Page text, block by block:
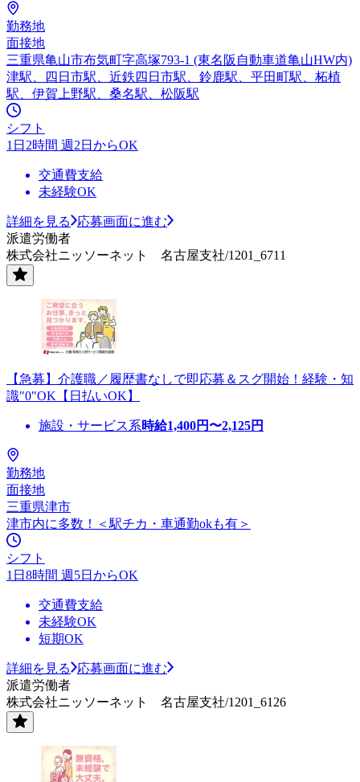
勤務地
面接地
三重県亀山市布気町字高塚793-1 (東名阪自動車道亀山HW内)
津駅、四日市駅、近鉄四日市駅、鈴鹿駅、平田町駅、柘植
駅、伊賀上野駅、桑名駅、松阪駅
シフト
1日2時間 週2日からOK
交通費支給
未経験OK
詳細を見る
応募画面に進む
派遣労働者
株式会社ニッソーネット 名古屋支社/1201_6711
【急募】介護職／履歴書なしで即応募＆スグ開始！経験・知
識"0"OK【日払いOK】
施設・サービス系時給1,400円〜2,125円
勤務地
面接地
三重県津市
津市内に多数！＜駅チカ・車通勤okも有＞
シフト
1日8時間 週5日からOK
交通費支給
未経験OK
短期OK
詳細を見る
応募画面に進む
派遣労働者
株式会社ニッソーネット 名古屋支社/1201_6126